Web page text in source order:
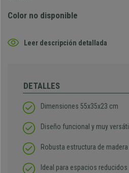
Color no disponible
Leer descripción detallada
DETALLES
Dimensiones 55x35x23 cm
Diseño funcional y muy versátil
Robusta estructura de madera
Ideal para espacios reducidos